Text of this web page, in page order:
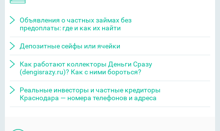
Объявления о частных займах без
предоплаты: где и как их найти
Депозитные сейфы или ячейки
Как работают коллекторы Деньги Сразу
(dengisrazy.ru)? Как с ними бороться?
Реальные инвесторы и частные кредиторы
Краснодара — номера телефонов и адреса